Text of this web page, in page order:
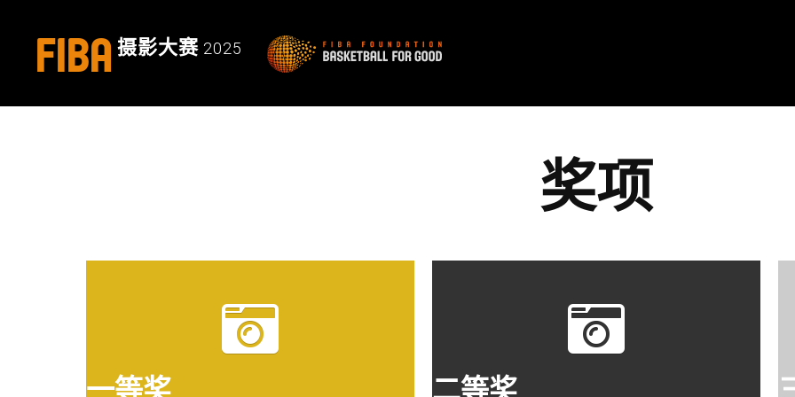
FIBA 摄影大赛 2025
奖项
一等奖 二等奖